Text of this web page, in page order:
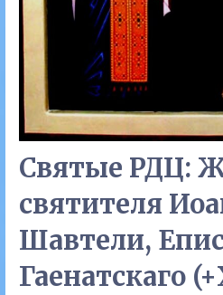
Святые РДЦ:
святителя
Шавтели,
Гаенатскаго